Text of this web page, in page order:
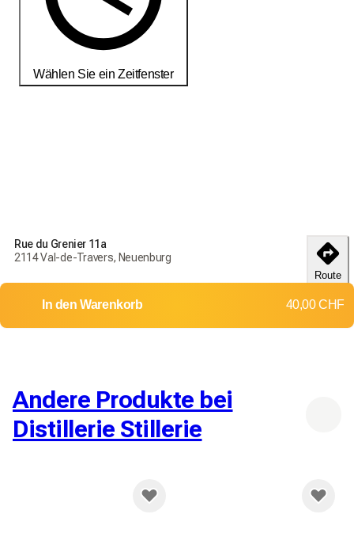
Wählen Sie ein Zeitfenster
Bestellen Sie noch heute, um Ihre Produkte bis zum
18-25
débembre zu erhalten
Rue du Grenier 11a
2114 Val-de-Travers, Neuenburg
Route
In den Warenkorb 40,00 CHF
Andere Produkte bei
Distillerie Stillerie